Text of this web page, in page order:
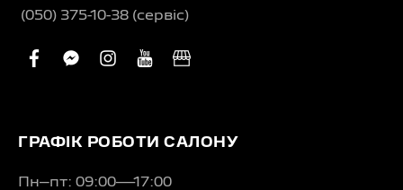
(050) 375-10-38 (сервіс)
facebook
facebook-
instagram
youtube
business
ГРАФІК РОБОТИ САЛОНУ
Пн–пт: 09:00—17:00